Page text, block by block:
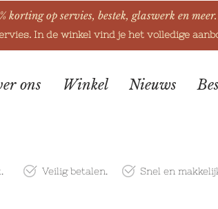
korting op servies, bestek, glaswerk en meer.
In de winkel vind je het volledige
ons Winkel Nieuws
Veilig betalen. Snel en